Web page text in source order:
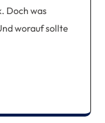
Doch was
worauf sollte